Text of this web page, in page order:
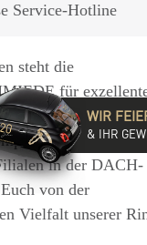
Service-Hotline
steht die
für
Beratung mit
Besucht
in der DACH-
von der
Vielfalt unserer
WIR
& IHR